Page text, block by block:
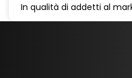
In qualità di addetti al